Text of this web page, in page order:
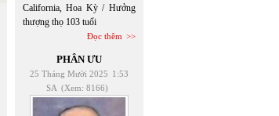
California, Hoa Kỳ / Hưởng
thượng thọ 103 tuổi
Đọc thêm
PHÂN ƯU
25 Tháng Mười 2025 1:53
SA (Xem: 8166)